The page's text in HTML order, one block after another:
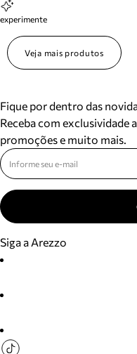
experimente
Veja mais produtos
Fique por dentro das
Receba com exclusividade
promoções e muito mais.
Siga a Arezzo